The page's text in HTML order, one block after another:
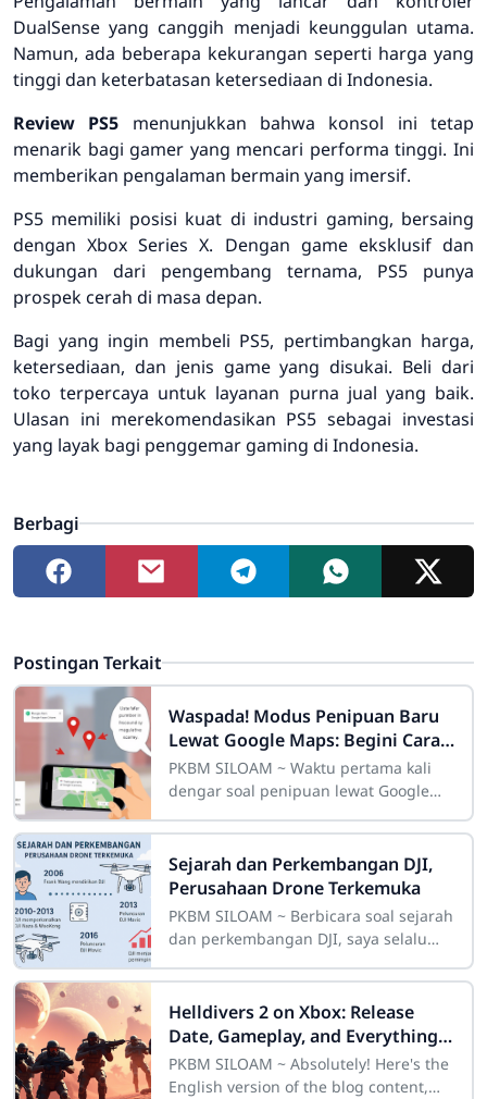
DualSense yang canggih menjadi keunggulan utama.
Namun, ada beberapa kekurangan seperti harga yang
tinggi dan keterbatasan ketersediaan di Indonesia.
Review PS5 menunjukkan bahwa konsol ini tetap
menarik bagi gamer yang mencari performa tinggi. Ini
memberikan pengalaman bermain yang imersif.
PS5 memiliki posisi kuat di industri gaming, bersaing
dengan Xbox Series X. Dengan game eksklusif dan
dukungan dari pengembang ternama, PS5 punya
prospek cerah di masa depan.
Bagi yang ingin membeli PS5, pertimbangkan harga,
ketersediaan, dan jenis game yang disukai. Beli dari
toko terpercaya untuk layanan purna jual yang baik.
Ulasan ini merekomendasikan PS5 sebagai investasi
yang layak bagi penggemar gaming di Indonesia.
Berbagi
Postingan Terkait
Waspada! Modus Penipuan Baru
Lewat Google Maps: Begini Cara
Mereka Menjebak Korban
PKBM SILOAM ~ Waktu pertama kali
dengar soal penipuan lewat Google
Emang bisa ya?” Tapi ternyata, bukan
cuma
Sejarah dan Perkembangan DJI,
Perusahaan Drone Terkemuka
PKBM SILOAM ~ Berbicara soal sejarah
dan perkembangan DJI, saya selalu
melihat teman saya menerbangkan
sebuah drone
Helldivers 2 on Xbox: Release
Date, Gameplay, and Everything
You Need to Know
PKBM SILOAM ~ Absolutely! Here's the
English version of the blog content,